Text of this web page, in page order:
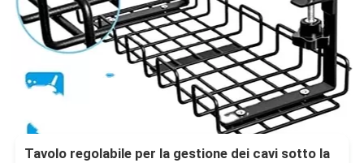
Tavolo regolabile per la gestione dei cavi sotto la